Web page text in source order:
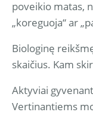
poveikio matas,
„koreguoja“ ar
Biologinę
skaičius. Kam
Aktyviai
Vertinantiems